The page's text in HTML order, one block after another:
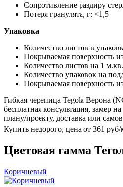
Сопротивление раздиру
Потеря гранулята, г: <1,5
Упаковка
Количество листов в
Покрываемая поверхность
Количество листов на 1
Количество упаковок на
Покрываемая поверхность
Гибкая черепица Tegola Верона
бесплатная консультация, замер
плану/проекту, доставка или
Купить недорого, цена от 361 руб/
Цветовая гамма
Коричневый